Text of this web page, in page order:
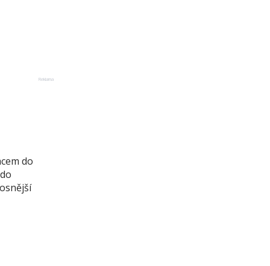
do
Reklama